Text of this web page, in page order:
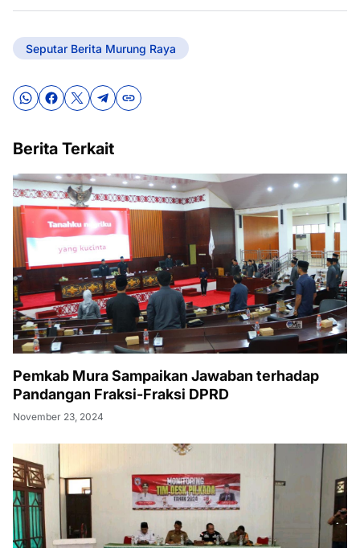
Seputar Berita Murung Raya
Berita Terkait
Pemkab Mura Sampaikan Jawaban terhadap
Pandangan Fraksi-Fraksi DPRD
November 23, 2024